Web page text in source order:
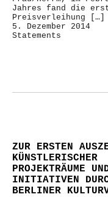
Jahres fand die
Preisverleihung […]
5. Dezember 2014
Statements
ZUR ERSTEN
KÜNSTLERISCHER
PROJEKTRÄUME
INITIATIVEN
BERLINER